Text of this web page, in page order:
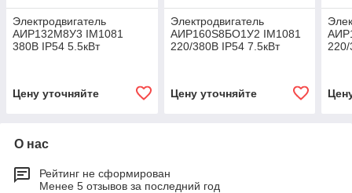
Электродвигатель
АИР132М8У3 IM1081
380В IP54 5.5кВт
Цену уточняйте
Электродвигатель
АИР160S8БО1У2 IM1081
220/380В IP54 7.5кВт
Цену уточняйте
220/
О нас
Рейтинг не сформирован
Менее 5 отзывов за последний год